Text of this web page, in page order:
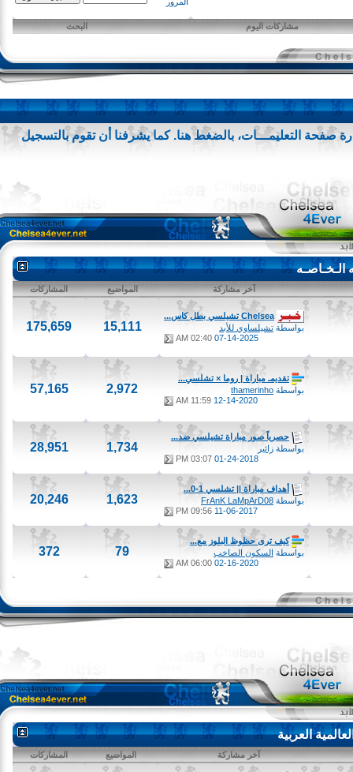
مشاركات اليوم البحث
التعليمـــات،بالضغط هنا. كما يشرفنا أن تقومبالتسجيل
آخر مشاركة المواضيع المشاركات
Chelsea تشيلسي بطل كاس...
بواسطةتشيلساوي للأبد
07-14-2025
02:40 AM
15,111
175,659
تقديمـ مباراة | روما × تشلسي...
بواسطةthamerinho
12-14-2020
11:59 AM
2,972
57,165
حصرياً صور مباراة تشيلسي ضد...
بواسطةزائير
01-24-2018
03:07 PM
1,734
28,951
أهداف مباراة || تشلسي 1-0...
بواسطةFrAnK LaMpArD08
11-06-2017
09:56 PM
1,623
20,246
كيف ترى حظوظ البلوز مع...
بواسطةالسكون الصاخب
02-16-2020
06:00 AM
372
العربية
آخر مشاركة المواضيع المشاركات